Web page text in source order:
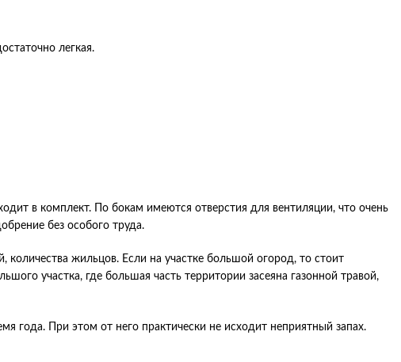
легкая.
в комплект. По бокам имеются отверстия для вентиляции, что очень
без особого труда.
количества жильцов. Если на участке большой огород, то стоит
участка, где большая часть территории засеяна газонной травой,
года. При этом от него практически не исходит неприятный запах.